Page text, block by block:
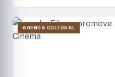
AGENDA CULTURAL